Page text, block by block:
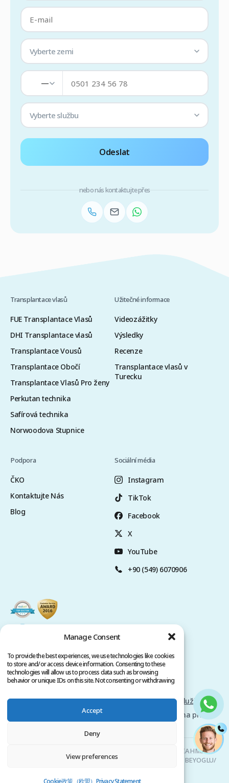
Manage Consent
To provide the best experiences, we use technologies like cookies
to store and/or access device information. Consenting to these
technologies will allow us to process data such as browsing
behavior or unique IDs on this site. Not consenting or withdrawing
Accept
Deny
View preferences
Cookie政策（欧盟） Privacy Statement
Vyberte zemi
—
Vyberte službu
Odeslat
nebo nás kontaktujte přes
Transplantace vlasů
FUE Transplantace Vlasů
DHI Transplantace vlasů
Transplantace Vousů
Transplantace Obočí
Transplantace Vlasů Pro ženy
Perkutan technika
Safírová technika
Norwoodova Stupnice
Užitečné informace
Videozážitky
Výsledky
Recenze
Transplantace vlasů v
Turecku
Podpora
ČKO
Kontaktujte Nás
Blog
Sociální média
Instagram
TikTok
Facebook
X
YouTube
+90 (549) 6070906
Zásady ochrany osobních údajů
Podmínky služby
Autorská práva @ 2026 www.clinicana.com. Všechna práva
vyhrazena.
Clinicana Transplantace Vlasů & Estetická Chirurgie | HACIAHMET
MAH. KURTULUS DERESI CAD. NO: 15 -21 IC KAPI NO: 94 BEYOGLU/